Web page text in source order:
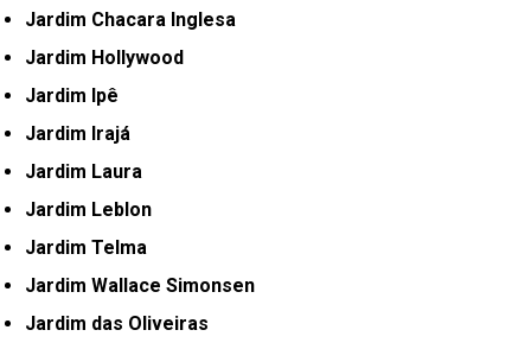
Jardim Chacara Inglesa
Jardim Hollywood
Jardim Ipê
Jardim Irajá
Jardim Laura
Jardim Leblon
Jardim Telma
Jardim Wallace Simonsen
Jardim das Oliveiras